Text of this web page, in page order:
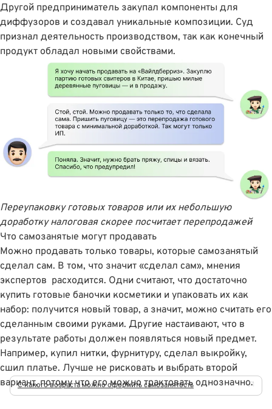
Другой предприниматель закупал компоненты для
диффузоров и создавал уникальные композиции. Суд
признал деятельность производством, так как конечный
продукт обладал новыми свойствами.
Переупаковку готовых товаров или их небольшую
доработку налоговая скорее посчитает перепродажей
Что самозанятые могут продавать
Можно продавать только товары, которые самозанятый
сделал сам. В том, что значит «сделал сам», мнения
экспертов расходится. Одни считают, что достаточно
купить готовые баночки косметики и упаковать их как
набор: получится новый товар, а значит, можно считать его
сделанным своими руками. Другие настаивают, что в
результате работы должен появляться новый предмет.
Например, купил нитки, фурнитуру, сделал выкройку,
сшил платье. Лучше не рисковать и выбрать второй
вариант, потому что его можно трактовать однозначно.
С какого возраста можно оформить самозанятость